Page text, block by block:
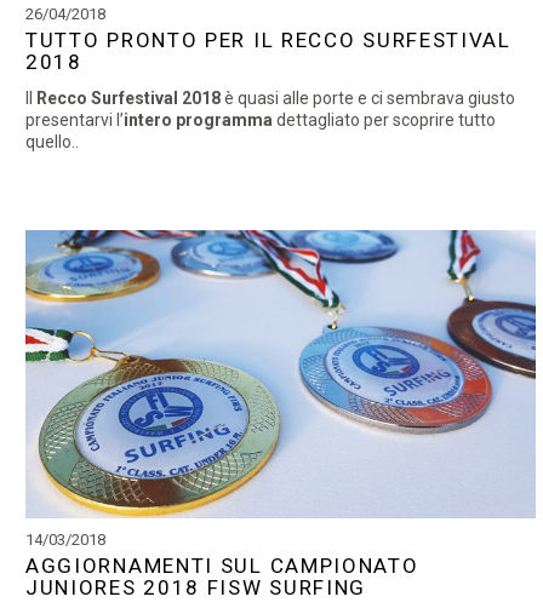
26/04/2018
TUTTO PRONTO PER IL RECCO SURFESTIVAL
2018
Recco Surfestival 2018è quasi alle porte e ci sembrava giusto
presentarvi l’intero programma dettagliato per scoprire tutto
quello..
14/03/2018
AGGIORNAMENTI SUL CAMPIONATO
JUNIORES 2018 FISW SURFING